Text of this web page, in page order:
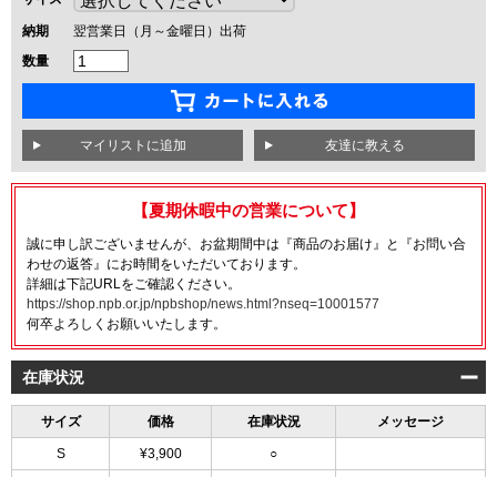
納期
翌営業日（月～金曜日）出荷
数量
友達に教える
【夏期休暇中の営業について】
誠に申し訳ございませんが、お盆期間中は『商品のお届け』と『お問い合
わせの返答』にお時間をいただいております。
詳細は下記URLをご確認ください。
https://shop.npb.or.jp/npbshop/news.html?nseq=10001577
何卒よろしくお願いいたします。
在庫状況
サイズ 価格 在庫状況 メッセージ
S ¥3,900 ○